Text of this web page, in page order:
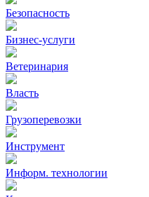
Безопасность
Бизнес-услуги
Ветеринария
Власть
Грузоперевозки
Инструмент
Информ. технологии